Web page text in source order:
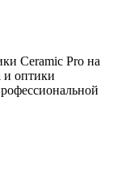
Ceramic Pro на
и оптики